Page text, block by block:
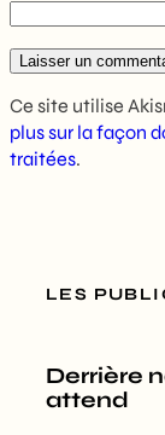
Ce site utilise
plus sur la façon
traitées.
LES
Derrière
attend